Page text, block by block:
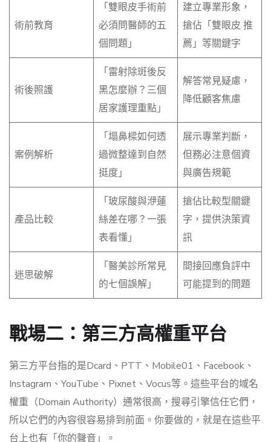
術前教育
「雙眼皮手術前
必須問醫師的五
個問題」
建立專業形象，
搶佔「雙眼皮 推
薦」等關鍵字
術後照護
「雷射除斑後反
黑怎麼辦？三個
居家護理重點」
解答常見疑慮，
降低顧客焦慮
案例解析
「塌鼻樑如何透
過微整達到自然
挺度」
展示專業判斷，
但務必注意個資
與廣告規範
產品比較
「玻尿酸與洢蓮
絲差在哪？一張
表看懂」
搶佔比較型關鍵
字，提供決策資
訊
迷思破解
「醫美診所常見
的七個誤解」
間接回應負評中
可能提到的問題
戰場二：第三方高權重平台
第三方平台指的是Dcard、PTT、Mobile01、Facebook、
Instagram、YouTube、Pixnet、Vocus等。這些平台的域名
權重（Domain Authority）通常很高，搜尋引擎信任它們，
所以它們的內容很容易排到前面。你要做的，就是在這些平
台上也有「你的聲音」。